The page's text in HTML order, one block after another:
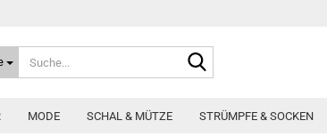
MODE SCHAL & MÜTZE STRÜMPFE & SOCKEN